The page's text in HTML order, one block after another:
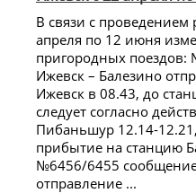
В связи с проведением
апреля по 12 июня
пригородных
Ижевск – Балезино
Ижевск в 08.43, до
следует согласно
Пибаньшур 12.14-
прибытие на станцию
№6456/6455
отправление ...